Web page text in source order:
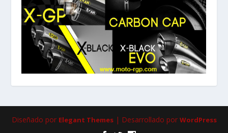
Diseñado por Elegant Themes| Desarrollado por WordPress